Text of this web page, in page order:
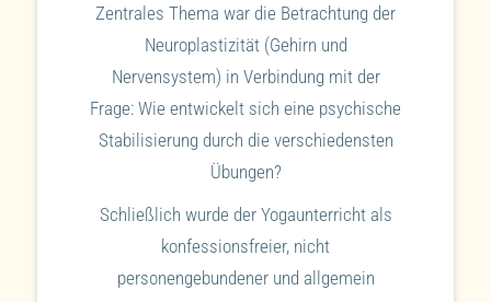
Zentrales Thema war die Betrachtung der
Neuroplastizität (Gehirn und
Nervensystem) in Verbindung mit der
Frage: Wie entwickelt sich eine psychische
Stabilisierung durch die verschiedensten
Übungen?
Schließlich wurde der Yogaunterricht als
konfessionsfreier, nicht
personengebundener und allgemein